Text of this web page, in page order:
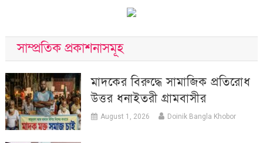
সাম্প্রতিক প্রকাশনাসমূহ
মাদকের বিরুদ্ধে সামাজিক প্রতিরোধ
উত্তর ধনাইতরী গ্রামবাসীর
August 1, 2026 Doinik Bangla Khobor